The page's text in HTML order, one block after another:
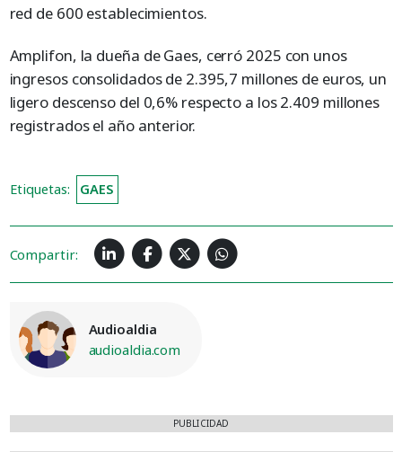
red de 600 establecimientos.
Amplifon, la dueña de Gaes, cerró 2025 con unos
ingresos consolidados de 2.395,7 millones de euros, un
ligero descenso del 0,6% respecto a los 2.409 millones
registrados el año anterior.
Etiquetas: GAES
Compartir:
Audioaldia
audioaldia.com
PUBLICIDAD